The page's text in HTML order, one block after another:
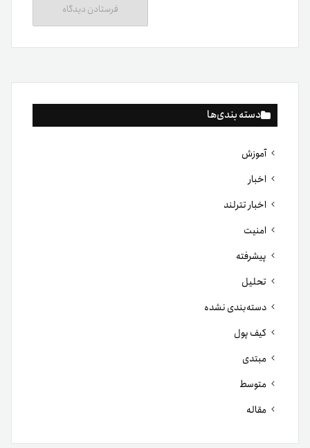
دسته بندی‌ها
آموزش
اخبار
اخبار تترلند
امنیت
پیشرفته
تحلیل
دسته‌بندی نشده
کیف پول
مبتدی
متوسط
مقاله